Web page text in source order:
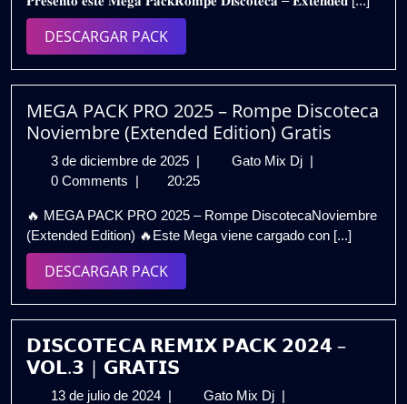
2025
EXTENDED
DESCARGAR PACKDESCARGAR
PACK
MEGA PACK PRO 2025 – Rompe Discoteca
Noviembre (Extended Edition) Gratis
3 de diciembre de 2025 3
de
de
2025
| Gato Mix Dj MEGA
2025
–
(Extended
Edition)
|
0 Comments | 20:25
🔥 MEGA PACK PRO 2025 – Rompe DiscotecaNoviembre
(Extended Edition) 🔥Este Mega viene cargado con [...]
DESCARGAR PACKDESCARGAR
PACK
𝗗𝗜𝗦𝗖𝗢𝗧𝗘𝗖𝗔 𝗥𝗘𝗠𝗜𝗫 𝗣𝗔𝗖𝗞 𝟮𝟬𝟮𝟰 –
𝗩𝗢𝗟.𝟯 | 𝗚𝗥𝗔𝗧𝗜𝗦
13 de julio de 2024 13| Gato Mix Dj 𝗗𝗜𝗦𝗖𝗢𝗧𝗘𝗖𝗔
|